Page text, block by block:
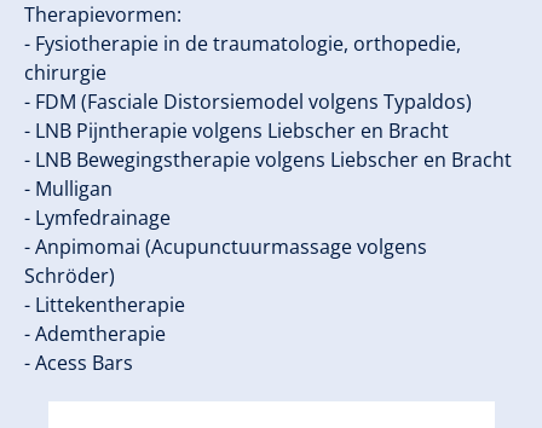
Therapievormen:
- Fysiotherapie in de traumatologie, orthopedie,
chirurgie ​
- FDM (Fasciale Distorsiemodel volgens Typaldos) ​
- LNB Pijntherapie volgens Liebscher en Bracht ​
- LNB Bewegingstherapie volgens Liebscher en Bracht ​
- Mulligan ​
- Lymfedrainage ​
- Anpimomai (Acupunctuurmassage volgens
Schröder) ​
- Littekentherapie ​
- Ademtherapie ​
- Acess Bars